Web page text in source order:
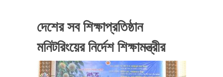
দেশের সব শিক্ষাপ্রতিষ্ঠান
মনিটরিংয়ের নির্দেশ শিক্ষামন্ত্রীর